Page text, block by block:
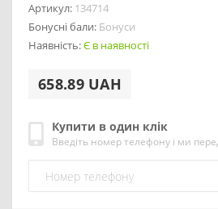
Артикул: 134714
Бонусні бали: Бонуси
Наявність:Є в наявності
658.89 UAH
Купити в один клік
Введіть номер телефону і ми